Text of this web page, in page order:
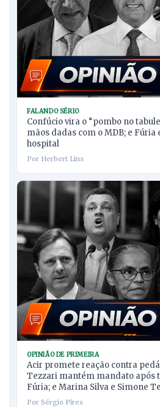
FALANDO SÉRIO
Confúcio vira o “pombo no
mãos dadas com o MDB; e
hospital
Por Herbert Lins
OPINIÃO DE PRIMEIRA
Acir promete reação contra
Tezzari mantém mandato após
Fúria; e Marina Silva e Simone
Por Sérgio Pires